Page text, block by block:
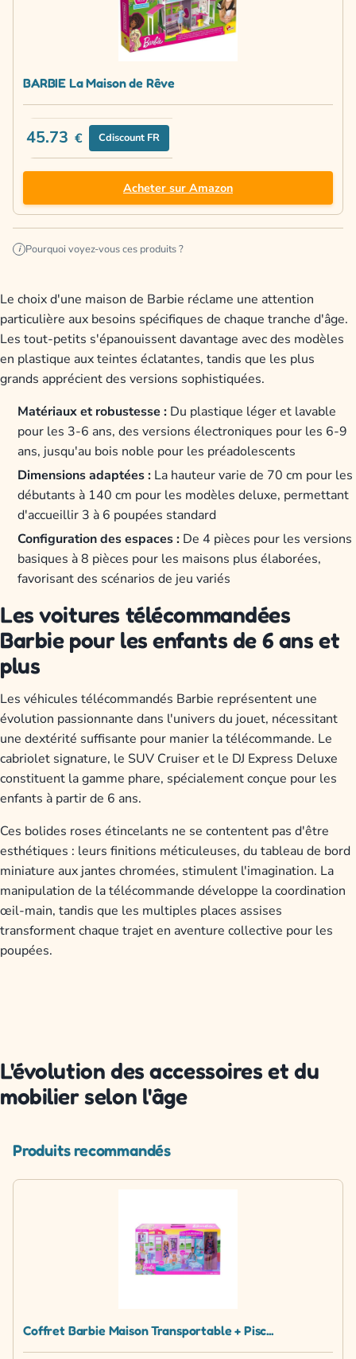
BARBIE La Maison de Rêve
45.73 € Cdiscount FR
Acheter sur Amazon
i Pourquoi voyez-vous ces produits ?
Le choix d'une maison de Barbie réclame une attention
particulière aux besoins spécifiques de chaque tranche d'âge.
Les tout-petits s'épanouissent davantage avec des modèles
en plastique aux teintes éclatantes, tandis que les plus
grands apprécient des versions sophistiquées.
Matériaux et robustesse : Du plastique léger et lavable
pour les 3-6 ans, des versions électroniques pour les 6-9
ans, jusqu'au bois noble pour les préadolescents
Dimensions adaptées : La hauteur varie de 70 cm pour les
débutants à 140 cm pour les modèles deluxe, permettant
d'accueillir 3 à 6 poupées standard
Configuration des espaces : De 4 pièces pour les versions
basiques à 8 pièces pour les maisons plus élaborées,
favorisant des scénarios de jeu variés
Les voitures télécommandées
Barbie pour les enfants de 6 ans et
plus
Les véhicules télécommandés Barbie représentent une
évolution passionnante dans l'univers du jouet, nécessitant
une dextérité suffisante pour manier la télécommande. Le
cabriolet signature, le SUV Cruiser et le DJ Express Deluxe
constituent la gamme phare, spécialement conçue pour les
enfants à partir de 6 ans.
Ces bolides roses étincelants ne se contentent pas d'être
esthétiques : leurs finitions méticuleuses, du tableau de bord
miniature aux jantes chromées, stimulent l'imagination. La
manipulation de la télécommande développe la coordination
œil-main, tandis que les multiples places assises
transforment chaque trajet en aventure collective pour les
poupées.
L'évolution des accessoires et du
mobilier selon l'âge
Produits recommandés
Coffret Barbie Maison Transportable + Pisc...